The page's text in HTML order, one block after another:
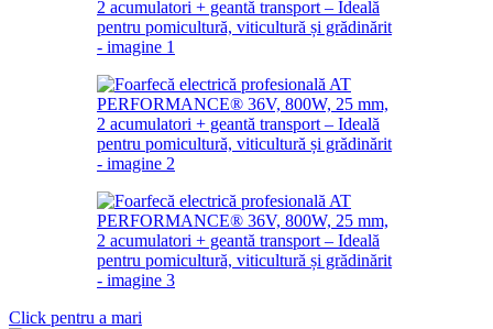
Click pentru a mari